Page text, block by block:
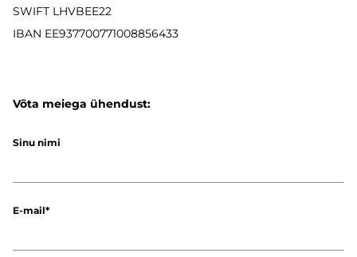
SWIFT LHVBEE22
IBAN EE937700771008856433
Võta meiega ühendust:
Sinu nimi
E-mail